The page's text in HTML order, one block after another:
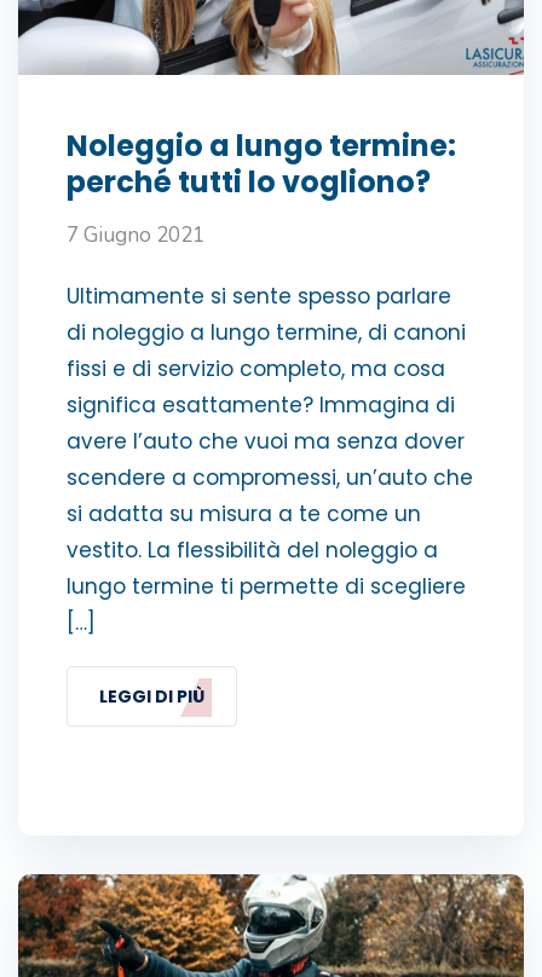
Noleggio a lungo termine:
perché tutti lo vogliono?
7 Giugno 2021
Ultimamente si sente spesso parlare
di noleggio a lungo termine, di canoni
fissi e di servizio completo, ma cosa
significa esattamente? Immagina di
avere l’auto che vuoi ma senza dover
scendere a compromessi, un’auto che
si adatta su misura a te come un
vestito. La flessibilità del noleggio a
lungo termine ti permette di scegliere
[…]
LEGGI DI PIÙ